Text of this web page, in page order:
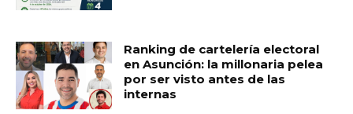
Ranking de cartelería electoral
en Asunción: la millonaria pelea
por ser visto antes de las
internas